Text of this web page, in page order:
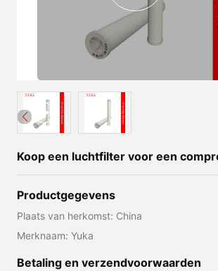
Koop een luchtfilter voor een
Productgegevens
Plaats van herkomst: China
Merknaam: Yuka
Betaling en verzendvoorwaarden